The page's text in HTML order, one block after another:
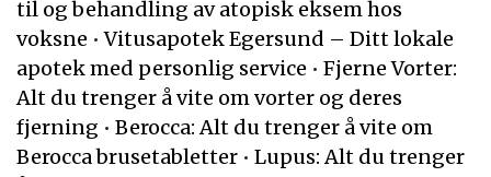
til og behandling av atopisk eksem hos
voksne •Vitusapotek Egersund – Ditt lokale
apotek med personlig service • Fjerne Vorter:
Alt du trenger å vite om vorter og deres
fjerning • Berocca: Alt du trenger å vite om
Berocca brusetabletter • Lupus: Alt du trenger